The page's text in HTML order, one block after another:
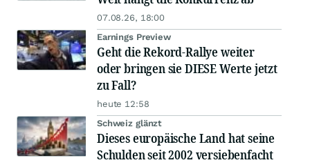
07.08.26, 18:00
Earnings Preview
Geht die Rekord-Rallye weiter
oder bringen sie DIESE Werte jetzt
zu Fall?
heute 12:58
Schweiz glänzt
Dieses europäische Land hat seine
Schulden seit 2002 versiebenfacht